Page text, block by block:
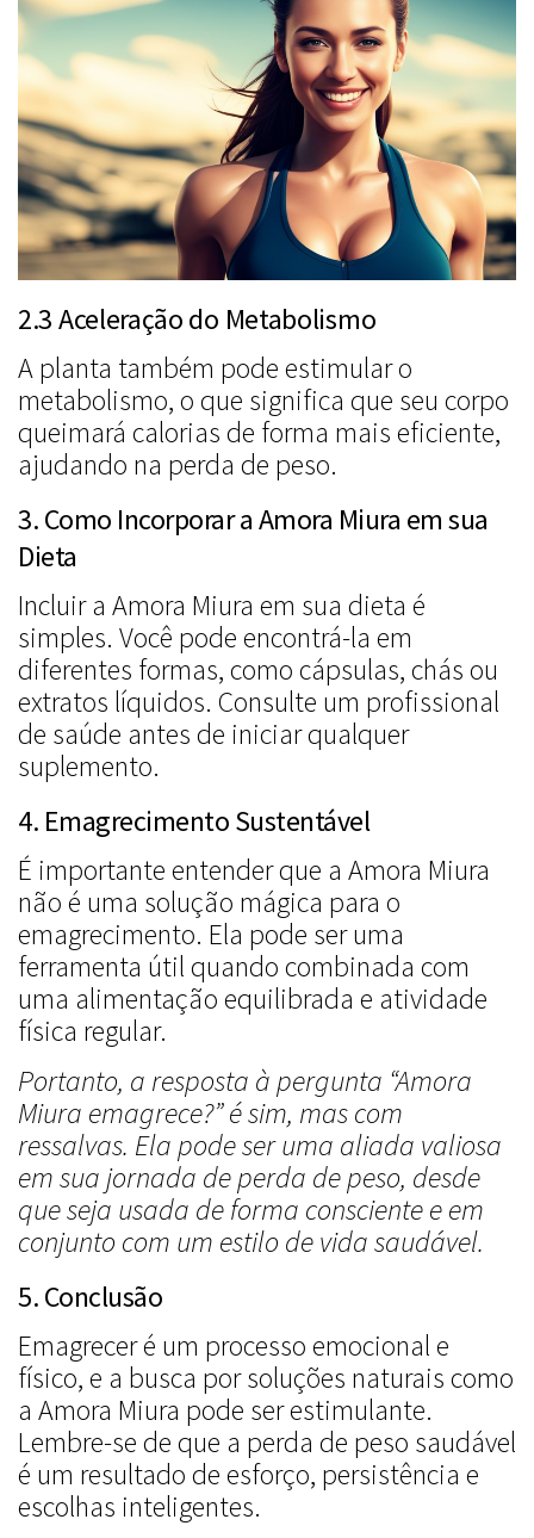
2.3 Aceleração do Metabolismo
A planta também pode estimular o
metabolismo, o que significa que seu corpo
queimará calorias de forma mais eficiente,
ajudando na perda de peso.
3. Como Incorporar a Amora Miura em sua
Dieta
Incluir a Amora Miura em sua dieta é
simples. Você pode encontrá-la em
diferentes formas, como cápsulas, chás ou
extratos líquidos. Consulte um profissional
de saúde antes de iniciar qualquer
suplemento.
4. Emagrecimento Sustentável
É importante entender que a Amora Miura
não é uma solução mágica para o
emagrecimento. Ela pode ser uma
ferramenta útil quando combinada com
uma alimentação equilibrada e atividade
física regular.
Portanto, a resposta à pergunta “Amora
Miura emagrece?” é sim, mas com
ressalvas. Ela pode ser uma aliada valiosa
em sua jornada de perda de peso, desde
que seja usada de forma consciente e em
conjunto com um estilo de vida saudável.
5. Conclusão
Emagrecer é um processo emocional e
físico, e a busca por soluções naturais como
a Amora Miura pode ser estimulante.
Lembre-se de que a perda de peso saudável
é um resultado de esforço, persistência e
escolhas inteligentes.